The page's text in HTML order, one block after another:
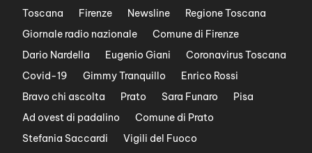
Toscana Firenze Newsline
Regione Toscana
Giornale radio nazionale
Comune di Firenze
Dario Nardella
Eugenio Giani
Coronavirus Toscana
Covid-19
Gimmy Tranquillo
Enrico Rossi
Bravo chi ascolta
Prato Sara Funaro
Pisa
Ad ovest di padalino
Comune di Prato
Stefania Saccardi
Vigili del Fuoco